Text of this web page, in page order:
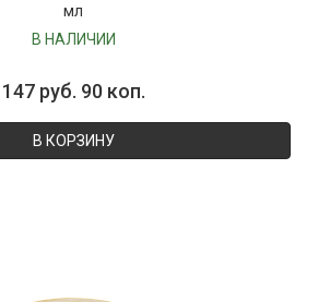
мл
В НАЛИЧИИ
147 руб. 90 коп.
В КОРЗИНУ